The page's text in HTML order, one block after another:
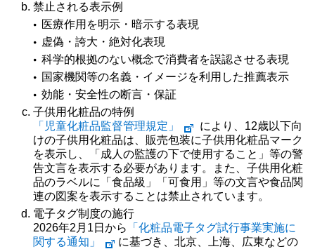
禁止される表示例
医療作用を明示・暗示する表現
虚偽・誇大・絶対化表現
科学的根拠のない概念で消費者を誤認させる表現
国家機関等の名義・イメージを利用した推薦表示
効能・安全性の断言・保証
子供用化粧品の特例
「児童化粧品監督管理規定」
により、12歳以下向
けの子供用化粧品は、販売包装に子供用化粧品マーク
を表示し、「成人の監護の下で使用すること」等の警
告文言を表示する必要があります。また、子供用化粧
品のラベルに「食品級」「可食用」等の文言や食品関
連の図案を表示することは禁止されています。
電子タグ制度の施行
2026年2月1日から
「化粧品電子タグ試行事業実施に
関する通知」
に基づき、北京、上海、広東などの